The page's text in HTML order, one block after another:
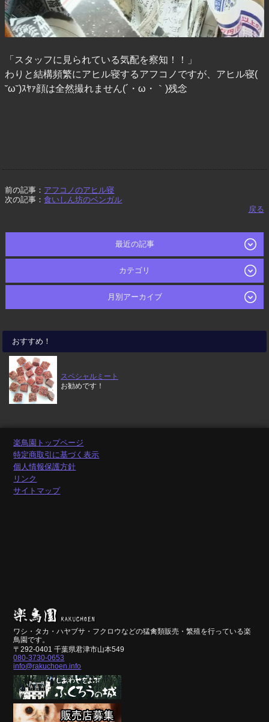
「スタッフに見られている気配を察知！！」
わりと結構頻繁にアヒル寝するアフコノですが、アヒル寝(
˘ω˘)ｽﾔｧ顔は全然撮れません(´・ω・｀)残念
前の記事： アフコノのアヒル寝
次の記事：食いしん坊のベンガル
戻る
最近の記事
カテゴリ
月別アーカイブ
おすすめ！
スペシャルミート
お勧めです！
楽鳥園トップページ
特定商取引に基づく表示
個人情報保護方針
リンク
サイトマップ
ワシ・タカ・ハヤブサ・フクロウなどの猛禽類販売・繁殖を行っている楽
鳥園です。
〒292-0401 千葉県君津市山本549
080-3730-0653
info@rakuchoen.info